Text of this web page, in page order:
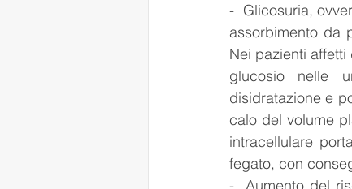
-  Glicosuria,
assorbimento da
Nei pazienti
glucosio nelle
disidratazione e
calo del volume
intracellulare
fegato, con